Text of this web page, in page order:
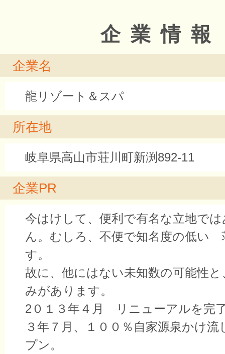
企業情報
企業名
龍リゾート＆スパ
所在地
岐阜県高山市荘川町新渕892-11
企業PR
今はけして、便利で有名な立地で
ん。むしろ、不便で知名度の低い
す。
故に、他にはない未知数の可能性と
みがあります。
2０１３年４月 リニューアルを完
３年７月、１００％自家源泉かけ流
プン。